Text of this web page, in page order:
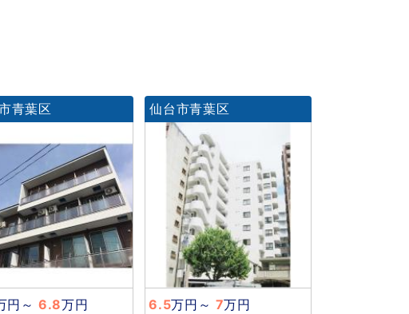
青葉区
円 ～ 6.8万円
仙台市青葉区
6.5万円 ～ 7万円